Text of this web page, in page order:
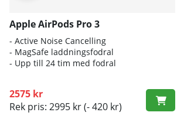
Apple AirPods Pro 3
- Active Noise Cancelling
- MagSafe laddningsfodral
- Upp till 24 tim med fodral
2575 kr
Rek pris: 2995 kr(- 420 kr)